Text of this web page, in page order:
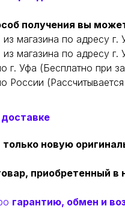
получения вы
магазина по адресу
магазина по адресу
г. Уфа (Бесплатно при
России
доставке
новую
приобретенный в
гарантию, обмен и